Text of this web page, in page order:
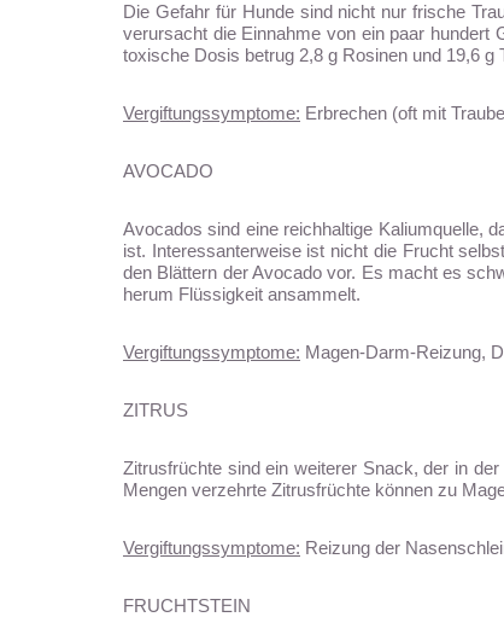
Die Gefahr für Hunde sind nicht nur frische
verursacht die Einnahme von ein paar hundert
toxische Dosis betrug 2,8 g Rosinen und 19,6
Vergiftungssymptome: Erbrechen (oft mit
AVOCADO
Avocados sind eine reichhaltige Kaliumquelle,
ist. Interessanterweise ist nicht die Frucht
den Blättern der Avocado vor. Es macht es
herum Flüssigkeit ansammelt.
Vergiftungssymptome: Magen-Darm-Reizung,
ZITRUS
Zitrusfrüchte sind ein weiterer Snack, der in
Mengen verzehrte Zitrusfrüchte können zu
Vergiftungssymptome: Reizung der
FRUCHTSTEIN